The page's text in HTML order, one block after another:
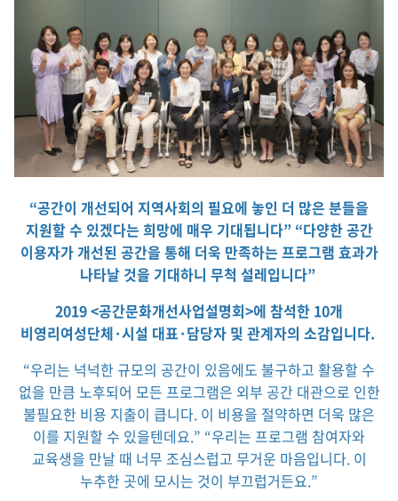
“공간이 개선되어 지역사회의 필요에 놓인 더 많은 분들을
지원할 수 있겠다는 희망에 매우 기대됩니다” “다양한 공간
이용자가 개선된 공간을 통해 더욱 만족하는 프로그램 효과가
나타날 것을 기대하니 무척 설레입니다”
2019 <공간문화개선사업설명회>에 참석한 10개
비영리여성단체·시설 대표·담당자 및 관계자의 소감입니다.
“우리는 넉넉한 규모의 공간이 있음에도 불구하고 활용할 수
없을 만큼 노후되어 모든 프로그램은 외부 공간 대관으로 인한
불필요한 비용 지출이 큽니다. 이 비용을 절약하면 더욱 많은
이를 지원할 수 있을텐데요.” “우리는 프로그램 참여자와
교육생을 만날 때 너무 조심스럽고 무거운 마음입니다. 이
누추한 곳에 모시는 것이 부끄럽거든요.”